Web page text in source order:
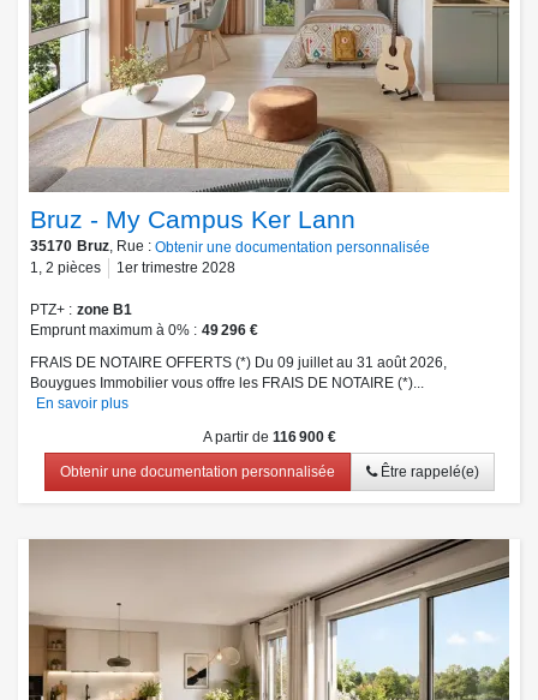
Bruz - My Campus Ker Lann
35170 Bruz, Rue : Obtenir une documentation personnalisée
1, 2 pièces 1er trimestre 2028
PTZ+
zone B1
Emprunt maximum à 0%
49 296 €
FRAIS DE NOTAIRE OFFERTS (*) Du 09 juillet au 31 août 2026,
Bouygues Immobilier vous offre les FRAIS DE NOTAIRE (*)...
En savoir plus
A partir de 116 900 €
Obtenir une documentation personnalisée Être rappelé(e)